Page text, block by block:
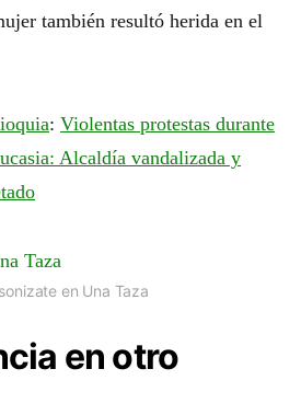
también resultó herida en el
: Violentas protestas durante
Alcaldía vandalizada y
en Una Taza
en otro